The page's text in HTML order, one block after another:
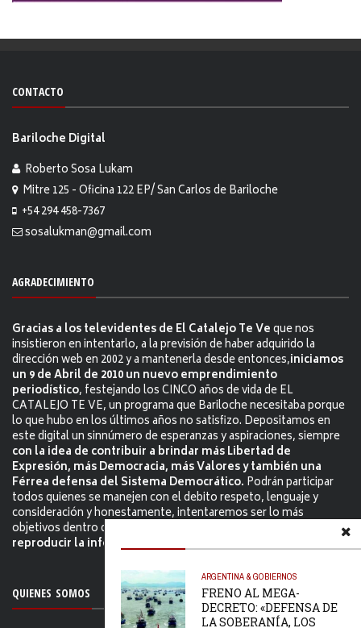
ARGENTINA & GOBIERNOS
FRENO AL MEGA-
DECRETO: «DEFENSA DE
LA SOBERANÍA, LOS
CONTACTO
Bariloche Digital
Roberto Sosa Lukam
Mitre 125 - Oficina 122 EP/ San Carlos de Bariloche
+54 294 458-7367
sosalukman@gmail.com
AGRADECIMIENTO
Gracias a los televidentes de El Catalejo Te Veque nos
insistieron en intentarlo, a la previsión de haber adquirido la
dirección web en 2002 y a mantenerla desde entonces,iniciamos
un 9 de Abril de 2010 un nuevo emprendimiento
periodístico, festejando los CINCO años de vida de EL
CATALEJO TE VE, un programa que Bariloche necesitaba porque
lo que hubo en los últimos años no satisfizo. Depositamos en
este digital un sinnúmero de esperanzas y aspiraciones, siempre
con la idea de contribuir a brindar más Libertad de
Expresión, más Democracia, más Valores y también una
Férrea defensa del Sistema Democrático. Podrán participar
todos quienes se manejen con el debito respeto, lenguaje y
consideración y honestamente, intentaremos ser lo más
objetivos dentro de nuestra obvia subjetividad.
reproducir la información citándo la fuente.
QUIENES SOMOS